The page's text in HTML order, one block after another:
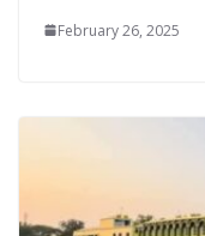
February 26, 2025